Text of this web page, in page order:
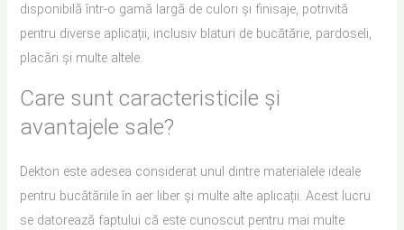
disponibilă într-o gamă largă de culori și finisaje, potrivită
pentru diverse aplicații, inclusiv blaturi de bucătărie, pardoseli,
placări și multe altele.
Care sunt caracteristicile și
avantajele sale?
Dekton este adesea considerat unul dintre materialele ideale
pentru bucătăriile în aer liber și multe alte aplicații. Acest lucru
se datorează faptului că este cunoscut pentru mai multe